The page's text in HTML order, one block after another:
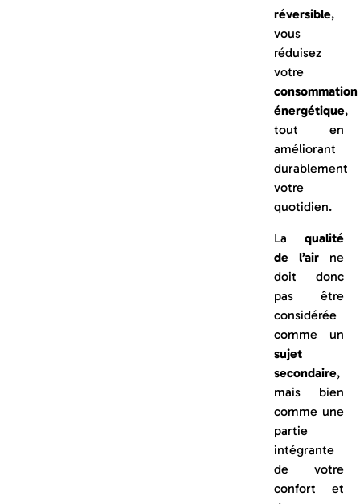
réversible,
vous
réduisez
votre
consommation
énergétique,
tout en
améliorant
durablement
votre
quotidien.
La qualité
de l’air ne
doit donc
pas être
considérée
comme un
sujet
secondaire,
mais bien
comme une
partie
intégrante
de votre
confort et